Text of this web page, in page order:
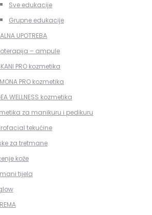
Sve edukacije
Grupne edukacije
UPOTREBA
– ampule
PRO kozmetika
PRO kozmetika
WELLNESS kozmetika
za manikuru i pedikuru
tekućine
za tretmane
kože
tijela